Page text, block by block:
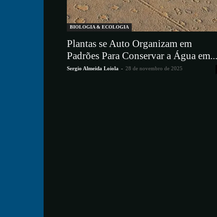
BIOLOGIA & ECOLOGIA
Plantas se Auto Organizam em
Padrões Para Conservar a Água em...
Sergio Almeida Loiola - 28 de novembro de 2025